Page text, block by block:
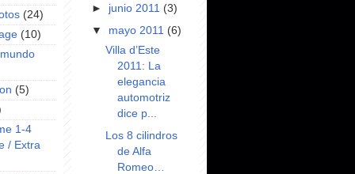
(24)
(10)
(5)
1-4
/ Extra
► junio 2011 (3)
▼ mayo 2011 (6)
Villa d’Este
2011: La
elegancia
automotriz
dice p...
Los 8 cilindros
de Alfa
Romeo…